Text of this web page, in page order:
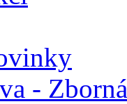
- Zborná